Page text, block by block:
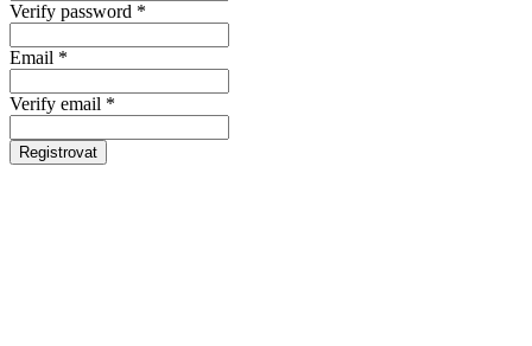
Verify password *
Email *
Verify email *
Registrovat